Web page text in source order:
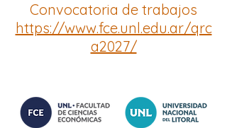
Convocatoria de trabajos
https://www.fce.unl.edu.ar/qrc
a2027/